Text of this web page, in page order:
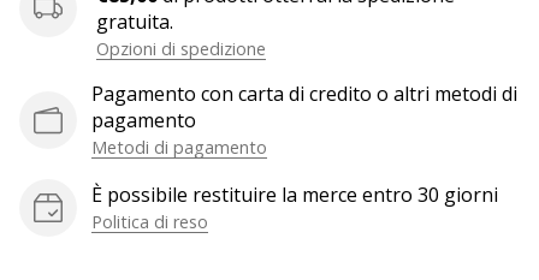
sei
fanatico
dell'handball
come
noi?
a
noi
gratuita.
Opzioni di spedizione
Pagamento con carta di credito o altri metodi di
pagamento
Metodi di pagamento
È possibile restituire la merce entro 30 giorni
Politica di reso